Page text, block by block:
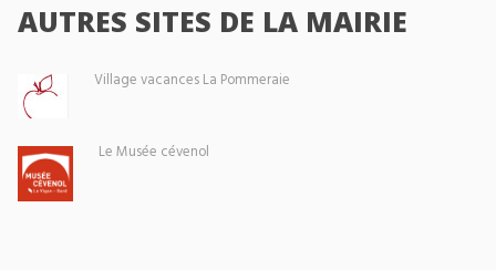
AUTRES SITES DE LA MAIRIE
Village vacances La Pommeraie
Le Musée cévenol